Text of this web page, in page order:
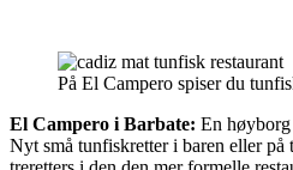
På El Campero spiser du
El Campero i Barbate: En
Nyt små tunfiskretter i baren eller på